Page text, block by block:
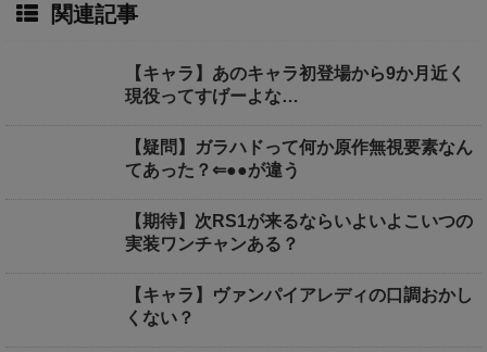
関連記事
【キャラ】あのキャラ初登場から9か月近く
現役ってすげーよな…
【疑問】ガラハドって何か原作無視要素なん
てあった？⇐●●が違う
【期待】次RS1が来るならいよいよこいつの
実装ワンチャンある？
【キャラ】ヴァンパイアレディの口調おかし
くない？